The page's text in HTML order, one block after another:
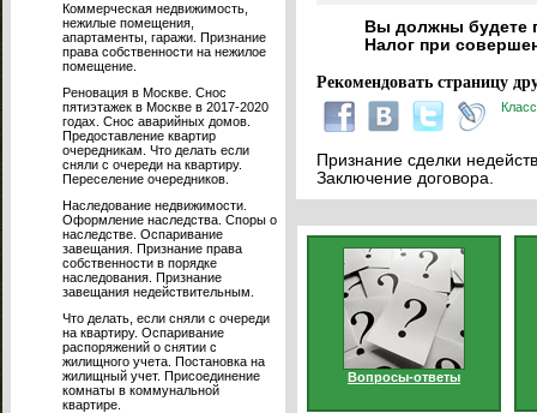
Коммерческая недвижимость,
нежилые помещения,
апартаменты, гаражи. Признание
права собственности на нежилое
помещение.
Реновация в Москве. Снос
пятиэтажек в Москве в 2017-2020
годах. Снос аварийных домов.
Предоставление квартир
очередникам. Что делать если
сняли с очереди на квартиру.
Переселение очередников.
Наследование недвижимости.
Оформление наследства. Споры о
наследстве. Оспаривание
завещания. Признание права
собственности в порядке
наследования. Признание
завещания недействительным.
Что делать, если сняли с очереди
на квартиру. Оспаривание
распоряжений о снятии с
жилищного учета. Постановка на
жилищный учет. Присоединение
комнаты в коммунальной
квартире.
Вы должны будете
Налог при
Рекомендовать страницу
Признание сделки
Заключение договора.
Вопросы-ответы